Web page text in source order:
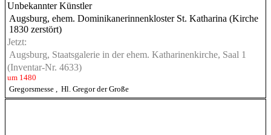
Unbekannter Künstler
Augsburg, ehem. Dominikanerinnenkloster St. Katharina (Kirche
1830 zerstört)
Jetzt:
Augsburg, Staatsgalerie in der ehem. Katharinenkirche, Saal 1
(Inventar-Nr. 4633)
um 1480
Gregorsmesse , Hl. Gregor der Große